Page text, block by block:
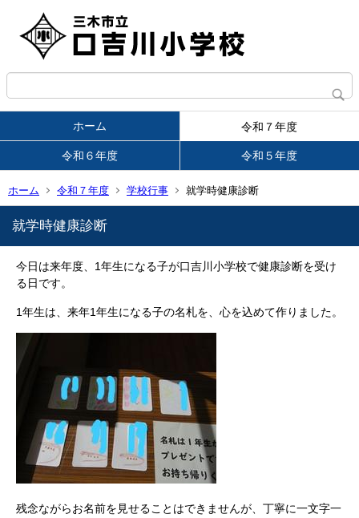
ホーム 令和７年度
令和６年度 令和５年度
ホーム 令和７年度 学校行事 就学時健康診断
就学時健康診断
今日は来年度、1年生になる子が口吉川小学校で健康診断を受け
る日です。
1年生は、来年1年生になる子の名札を、心を込めて作りました。
残念ながらお名前を見せることはできませんが、丁寧に一文字一